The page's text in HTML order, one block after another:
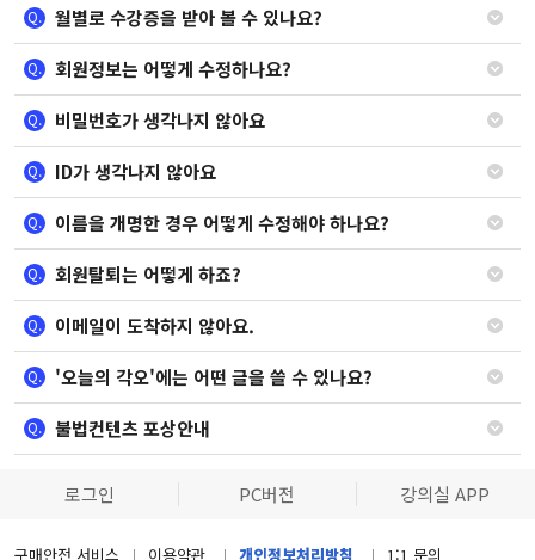
Q. 월별로 수강증을 받아 볼 수 있나요?
Q. 회원정보는 어떻게 수정하나요?
Q. 비밀번호가 생각나지 않아요
Q. ID가 생각나지 않아요
Q. 이름을 개명한 경우 어떻게 수정해야 하나요?
Q. 회원탈퇴는 어떻게 하죠?
Q. 이메일이 도착하지 않아요.
Q. '오늘의 각오'에는 어떤 글을 쓸 수 있나요?
Q. 불법컨텐츠 포상안내
로그인 PC버전 강의실 APP
구매안전 서비스 이용약관 개인정보처리방침
1:1 문의